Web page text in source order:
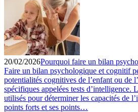
20/02/2026Pourquoi faire un bilan
Faire un bilan psychologique et cognitif
potentialités cognitives de l’enfant ou de
spécifiques appelées tests d’intelligence.
utilisés pour déterminer les capacités de
points forts et ses points…